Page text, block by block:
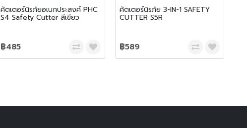
คัตเตอร์นิรภัยอเนกประสงค์ PHC
S4 Safety Cutter สีเขียว
฿485
คัตเตอร์นิรภัย 3-IN-1 SAFETY
CUTTER S5R
฿589